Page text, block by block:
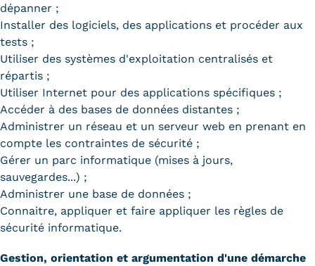
dépanner ;
Installer des logiciels, des applications et procéder aux
tests ;
Utiliser des systèmes d'exploitation centralisés et
répartis ;
Utiliser Internet pour des applications spécifiques ;
Accéder à des bases de données distantes ;
Administrer un réseau et un serveur web en prenant en
compte les contraintes de sécurité ;
Gérer un parc informatique (mises à jours,
sauvegardes...) ;
Administrer une base de données ;
Connaitre, appliquer et faire appliquer les règles de
sécurité informatique.
Gestion, orientation et argumentation d'une démarche